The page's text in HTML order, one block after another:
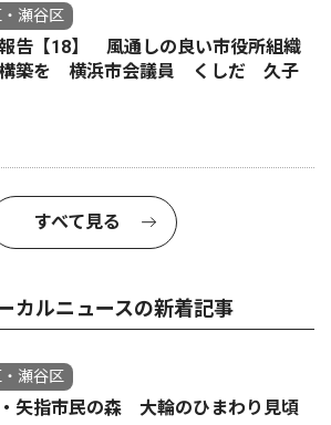
瀬谷区
告【18】 風通しの良い市役所組織
築を 横浜市会議員 くしだ 久子
すべて見る
カルニュースの新着記事
瀬谷区
矢指市民の森 大輪のひまわり見頃